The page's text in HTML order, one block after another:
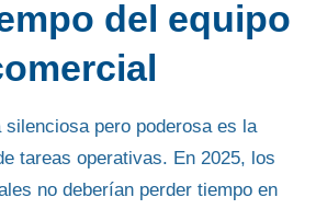
del equipo
silenciosa pero poderosa es la
tareas operativas. En 2025, los
no deberían perder tiempo en